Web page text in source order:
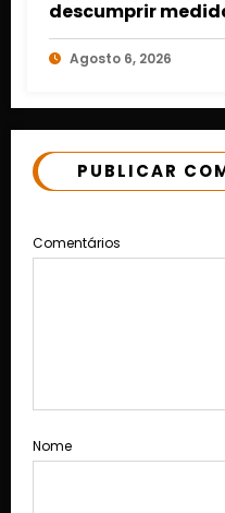
descumprir
Cuiabá após
do pânico
Agosto 6, 2026
PUBLICAR
Comentários
Nome